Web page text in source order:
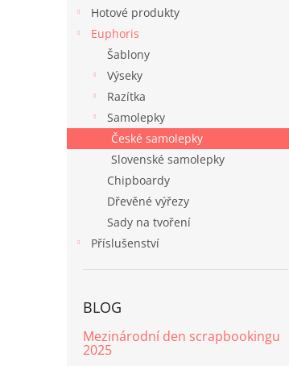
Hotové produkty
Euphoris
Šablony
Výseky
Razítka
Samolepky
České samolepky
Slovenské samolepky
Chipboardy
Dřevěné výřezy
Sady na tvoření
Příslušenství
BLOG
Mezinárodní den scrapbookingu
2025